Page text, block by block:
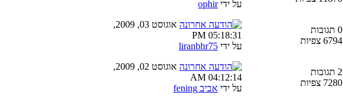
על ידיophir
0 תגובות
6794 צפיות
אוגוסט 03, 2009,
05:18:31 PM
על ידי liranbhr75
2 תגובות
7280 צפיות
אוגוסט 02, 2009,
04:12:14 AM
על ידי אביב fening